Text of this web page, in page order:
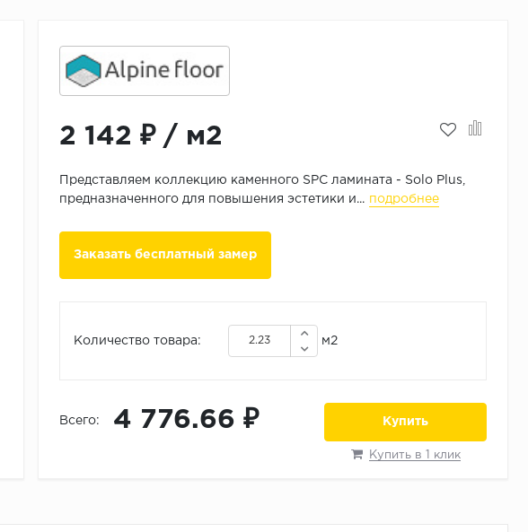
2 142 ₽/ м2
Представляем коллекцию каменного SPC ламината - Solo Plus,
предназначенного для повышения эстетики и... подробнее
Заказать бесплатный замер
Количество товара: м2
Всего: 4 776.66 ₽ Купить
Купить в 1 клик